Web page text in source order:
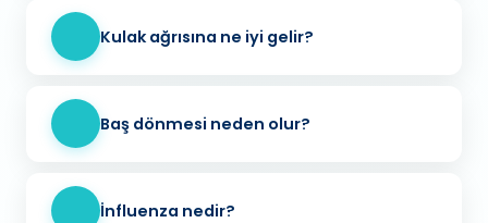
Kulak ağrısına ne iyi gelir?
Baş dönmesi neden olur?
İnfluenza nedir?